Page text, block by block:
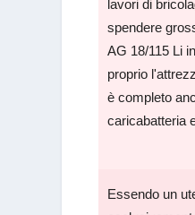
lavori di
spendere
AG 18/115 Li
proprio
è completo
caricabatteria
Essendo un